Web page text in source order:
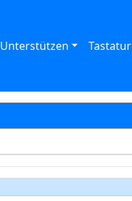
Unterstützen Tastatur